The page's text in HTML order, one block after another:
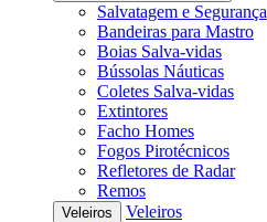
Salvatagem e Segurança
Bandeiras para Mastro
Boias Salva-vidas
Bússolas Náuticas
Coletes Salva-vidas
Extintores
Facho Homes
Fogos Pirotécnicos
Refletores de Radar
Remos
Veleiros
Veleiros